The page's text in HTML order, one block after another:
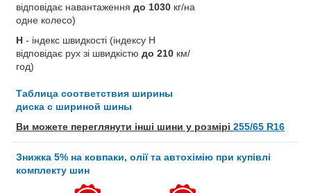
відповідає навантаження до 1030 кг/на
одне колесо)
H - індекс швидкості (індексу H
відповідає рух зі швидкістю до 210 км/
год)
Таблица соответствия ширины
диска с шириной шины
Ви можете переглянути інші шини у розмірі 255/65 R16
Знижка 5% на ковпаки, олії та автохімію при купівлі
комплекту шин